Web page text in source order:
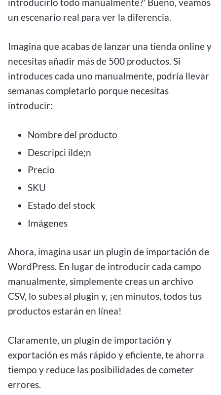
introducirlo todo manualmente?' Bueno, veamos
un escenario real para ver la diferencia.
Imagina que acabas de lanzar una tienda online y
necesitas añadir más de 500 productos. Si
introduces cada uno manualmente, podría llevar
semanas completarlo porque necesitas
introducir:
Nombre del producto
Descripci ilde;n
Precio
SKU
Estado del stock
Imágenes
Ahora, imagina usar un plugin de importación de
WordPress. En lugar de introducir cada campo
manualmente, simplemente creas un archivo
CSV, lo subes al plugin y, ¡en minutos, todos tus
productos estarán en línea!
Claramente, un plugin de importación y
exportación es más rápido y eficiente, te ahorra
tiempo y reduce las posibilidades de cometer
errores.